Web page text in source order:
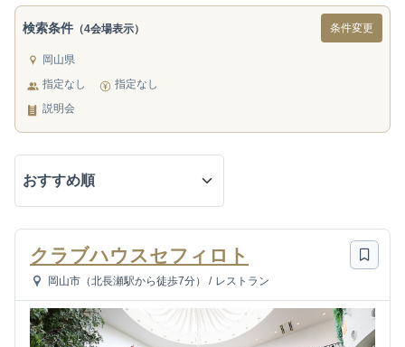
検索条件 （4会場表示） 条件変更
岡山県
指定なし
指定なし
説明会
クラブハウスセフィロト
岡山市（北長瀬駅から徒歩7分） / レストラン